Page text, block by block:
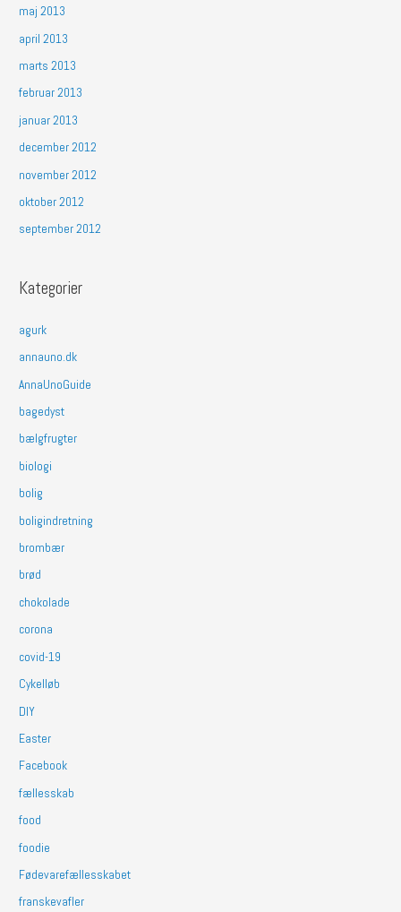
maj 2013
april 2013
marts 2013
februar 2013
januar 2013
december 2012
november 2012
oktober 2012
september 2012
Kategorier
agurk
annauno.dk
AnnaUnoGuide
bagedyst
bælgfrugter
biologi
bolig
boligindretning
brombær
brød
chokolade
corona
covid-19
Cykelløb
DIY
Easter
Facebook
fællesskab
food
foodie
Fødevarefællesskabet
franskevafler